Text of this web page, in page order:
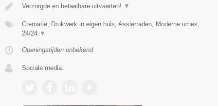
Verzorgde en betaalbare uitvaarten! ▼
Crematie, Drukwerk in eigen huis, Assierraden, Moderne urnes,
24/24 ▼
Openingstijden onbekend
Sociale media: